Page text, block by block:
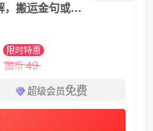
【网赚项目】公众号流量主项目拆解，搬运金句或AI生成，最低一天200+【揭秘】
限时特惠
图币49
超级会员免费